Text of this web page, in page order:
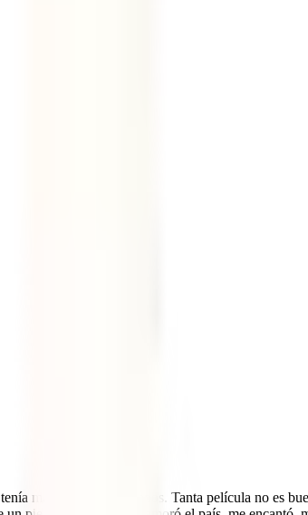
manía a los americanos. Tanta película no es